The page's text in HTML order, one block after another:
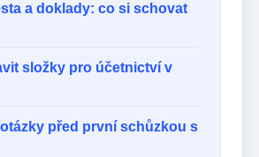
a doklady: co si schovat
složky pro účetnictví v
před první schůzkou s